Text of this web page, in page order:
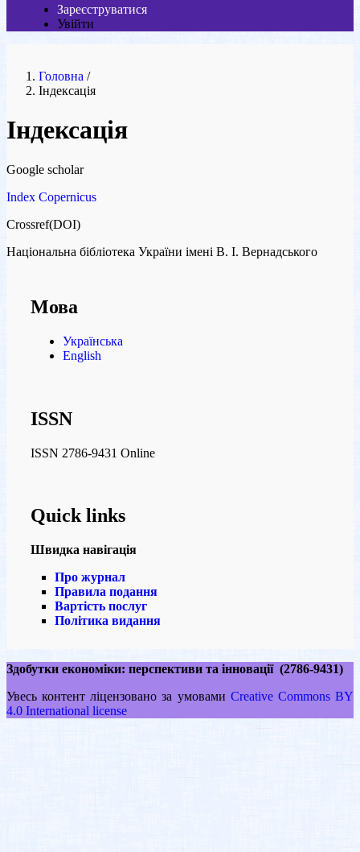
Зареєструватися
Увійти
Головна /
Індексація
Індексація
Google scholar
Index Copernicus
Crossref(DOI)
Національна бібліотека України імені В. І. Вернадського
Мова
Українська
English
ISSN
ISSN 2786-9431 Online
Quick links
Швидка навігація
Про журнал
Правила подання
Вартість послуг
Політика видання
Здобутки економіки: перспективи та інновації (2786-9431)
Увесь контент ліцензовано за умовами Creative Commons BY
4.0 International license